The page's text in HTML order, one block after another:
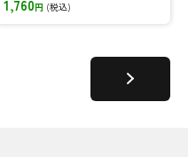
1,760円 (税込)